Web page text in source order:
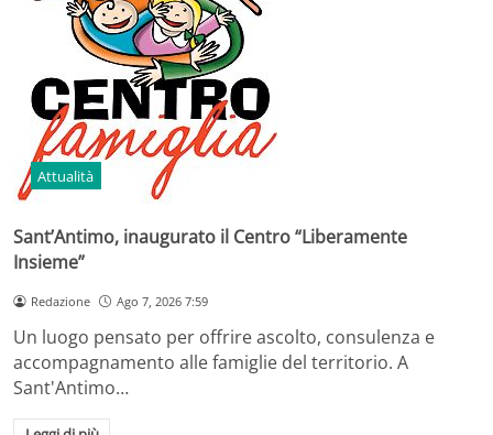
Attualità
Sant’Antimo, inaugurato il Centro “Liberamente
Insieme”
Redazione Ago 7, 2026 7:59
Un luogo pensato per offrire ascolto, consulenza e
accompagnamento alle famiglie del territorio. A
Sant'Antimo…